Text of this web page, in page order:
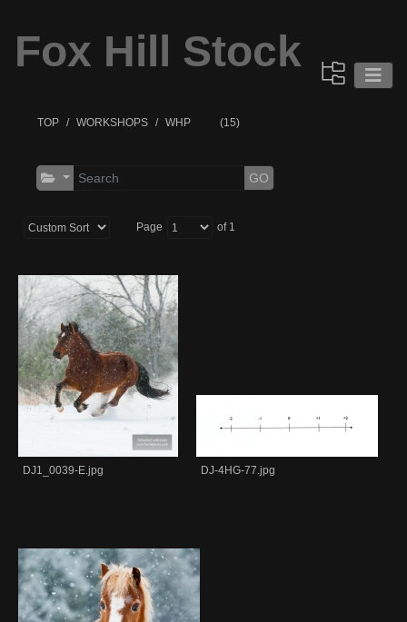
Fox Hill Stock
TOP WORKSHOPS WHP (15)
GO
Page of 1
DJ1_0039-E.jpg DJ-4HG-77.jpg